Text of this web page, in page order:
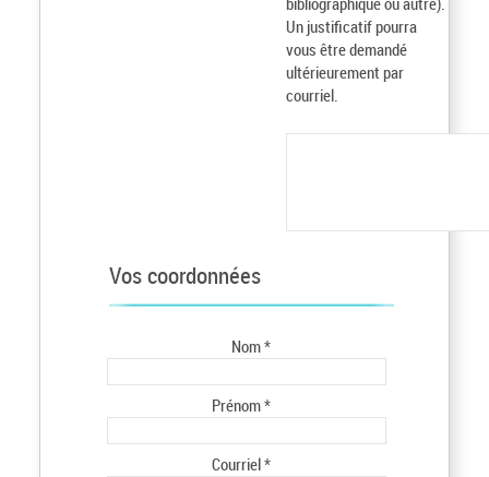
Un justificatif pourra
vous être demandé
ultérieurement par
courriel.
Vos coordonnées
Nom *
Prénom *
Courriel *